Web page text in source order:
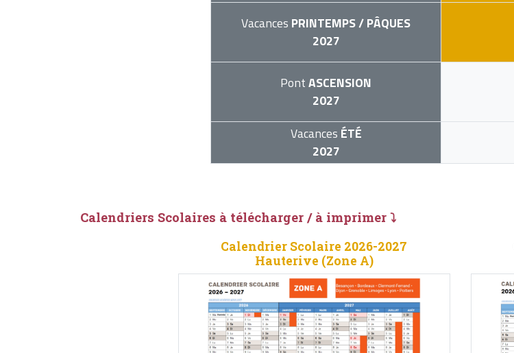
Vacances PRINTEMPS / PÂQUES
2027
PontASCENSION
2027
Vacances ÉTÉ
2027
Calendriers Scolaires à télécharger / à imprimer ⤵
Calendrier Scolaire 2026-2027
Hauterive (Zone A)